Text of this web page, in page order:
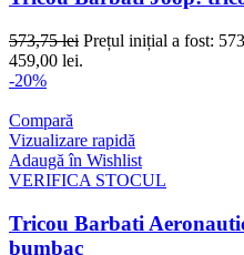
573,75lei Prețul inițial a fost:
459,00 lei.
-20%
Compară
Vizualizare rapidă
Adaugă în Wishlist
VERIFICA STOCUL
Tricou Barbati
bumbac